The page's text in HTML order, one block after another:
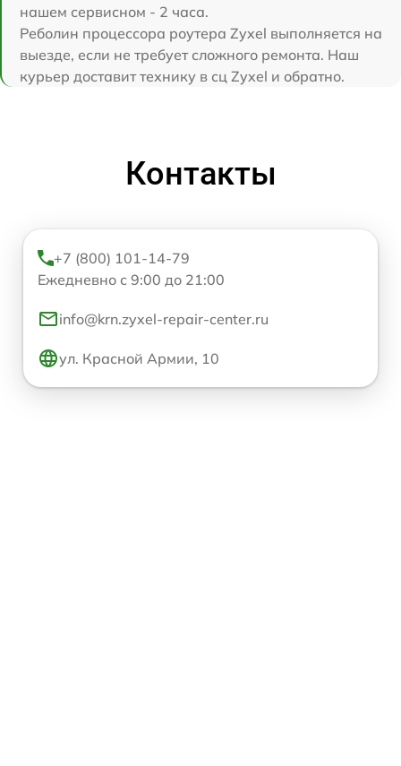
нашем сервисном - 2 часа.
Реболин процессора роутера Zyxel выполняется на
выезде, если не требует сложного ремонта. Наш
курьер доставит технику в сц Zyxel и обратно.
Контакты
+7 (800) 101-14-79
Ежедневно с 9:00 до 21:00
info@krn.zyxel-repair-center.ru
ул. Красной Армии, 10